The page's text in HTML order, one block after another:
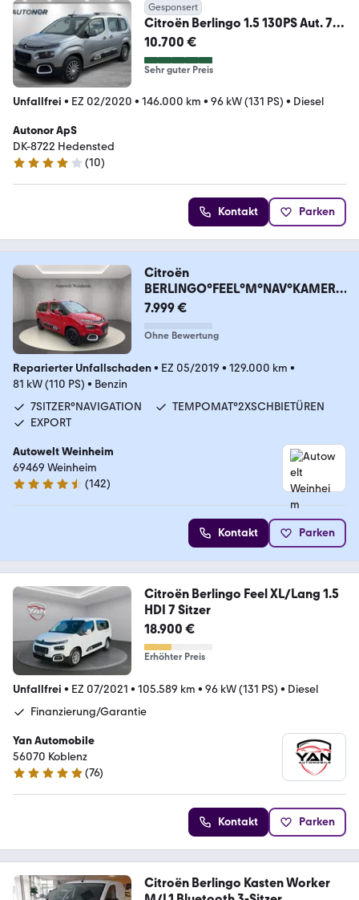
Gesponsert
Citroën Berlingo 1.5 130PS Aut. 7
Sitze
10.700 €
Sehr guter Preis
Unfallfrei • EZ 02/2020 • 146.000 km • 96 kW (131 PS) • Diesel
Autonor ApS
DK-8722 Hedensted
4.1 Sterne
(10)
Kontakt Parken
Citroën
BERLINGO°FEEL°M°NAV°KAMERA
°LED°7SITZER°SHZ°PDC°
7.999 €
Ohne Bewertung
Reparierter Unfallschaden• EZ 05/2019 • 129.000 km •
81 kW (110 PS) • Benzin
7SITZER°NAVIGATION
TEMPOMAT°2XSCHBIETÜREN
EXPORT
Autowelt Weinheim
69469 Weinheim
4.7 Sterne
(142)
Kontakt Parken
Citroën Berlingo Feel XL/Lang 1.5
HDI 7 Sitzer
18.900 €
Erhöhter Preis
Unfallfrei • EZ 07/2021 • 105.589 km • 96 kW (131 PS) • Diesel
Finanzierung/Garantie
Yan Automobile
56070 Koblenz
5 Sterne
(76)
Kontakt Parken
Citroën Berlingo Kasten Worker